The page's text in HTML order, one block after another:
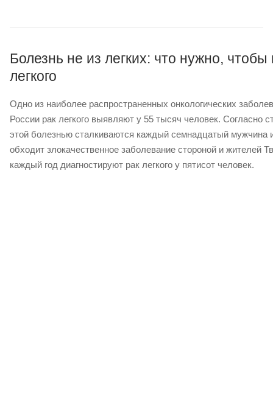
Болезнь не из легких: что нужно, чтобы
легкого
Одно из наиболее распространенных онкологических
России рак легкого выявляют у 55 тысяч человек. Согласно
этой болезнью сталкиваются каждый семнадцатый мужчина
обходит злокачественное заболевание стороной и жителей
каждый год диагностируют рак легкого у пятисот человек.